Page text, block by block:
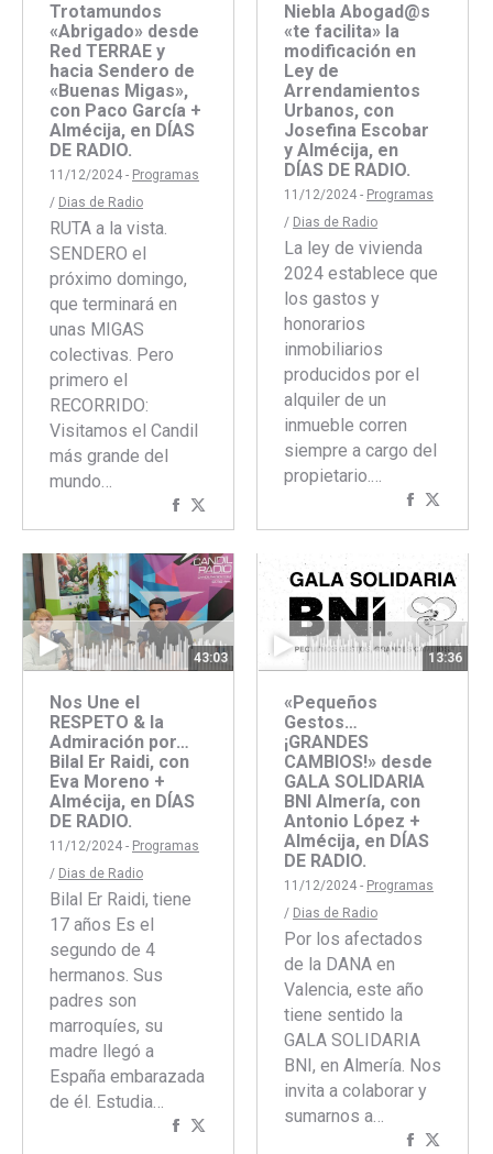
Trotamundos
«Abrigado» desde
Red TERRAE y
hacia Sendero de
«Buenas Migas»,
con Paco García +
Almécija, en DÍAS
DE RADIO.
11/12/2024 - Programas
/ Dias de Radio
RUTA a la vista.
SENDERO el
próximo domingo,
que terminará en
unas MIGAS
colectivas. Pero
primero el
RECORRIDO:
Visitamos el Candil
más grande del
mundo…
Compartir
con
Facebook
con
Twitter
Niebla Abogad@s
«te facilita» la
modificación en
Ley de
Arrendamientos
Urbanos, con
Josefina Escobar
y Almécija, en
DÍAS DE RADIO.
11/12/2024 - Programas
/ Dias de Radio
La ley de vivienda
2024 establece que
los gastos y
honorarios
inmobiliarios
producidos por el
alquiler de un
inmueble corren
siempre a cargo del
propietario.…
Compartir
concon
43:03
Nos Une el
RESPETO & la
Admiración por…
Bilal Er Raidi, con
Eva Moreno +
Almécija, en DÍAS
DE RADIO.
11/12/2024 - Programas
/ Dias de Radio
Bilal Er Raidi, tiene
17 años Es el
segundo de 4
hermanos. Sus
padres son
marroquíes, su
madre llegó a
España embarazada
de él. Estudia…
Compartir
13:36
«Pequeños
Gestos…
¡GRANDES
CAMBIOS!» desde
GALA SOLIDARIA
BNI Almería, con
Antonio López +
Almécija, en DÍAS
DE RADIO.
11/12/2024 - Programas
/ Dias de Radio
Por los afectados
de la DANA en
Valencia, este año
tiene sentido la
GALA SOLIDARIA
BNI, en Almería. Nos
invita a colaborar y
sumarnos a…
Compartir